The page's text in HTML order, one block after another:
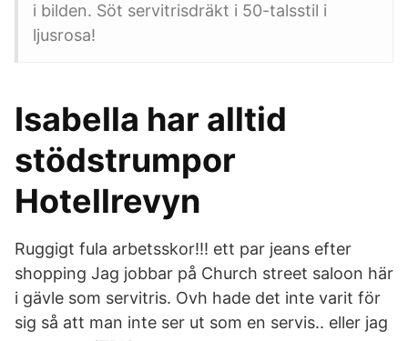
i bilden. Söt servitrisdräkt i 50-talsstil i
ljusrosa!
Isabella har alltid
stödstrumpor
Hotellrevyn
Ruggigt fula arbetsskor!!! ett par jeans efter
shopping Jag jobbar på Church street saloon här
i gävle som servitris. Ovh hade det inte varit för
sig så att man inte ser ut som en servis.. eller jag